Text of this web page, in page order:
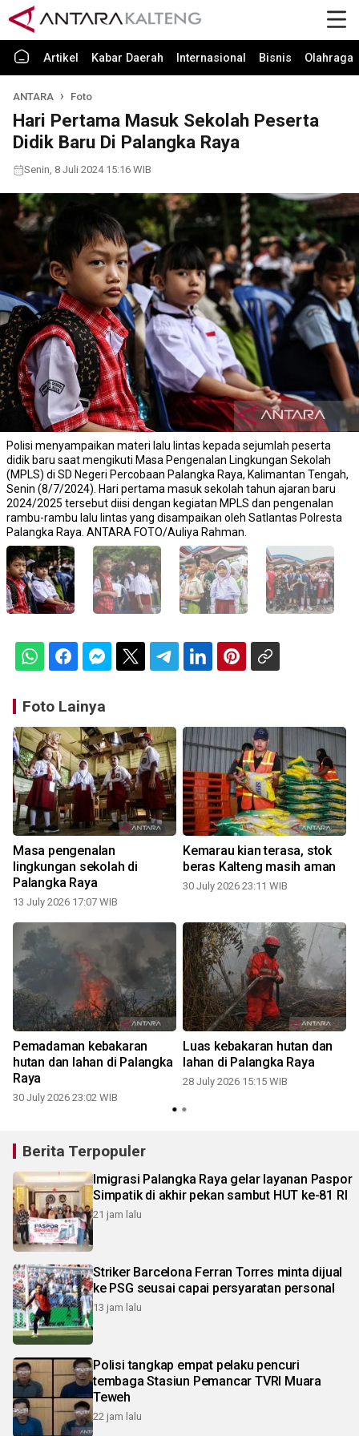
Artikel Kabar Daerah Internasional Bisnis Olahraga
ANTARA Foto
Hari Pertama Masuk Sekolah Peserta
Didik Baru Di Palangka Raya
Senin, 8 Juli 2024 15:16 WIB
Polisi menyampaikan materi lalu lintas kepada sejumlah peserta
didik baru saat mengikuti Masa Pengenalan Lingkungan Sekolah
(MPLS) di SD Negeri Percobaan Palangka Raya, Kalimantan Tengah,
Senin (8/7/2024). Hari pertama masuk sekolah tahun ajaran baru
2024/2025 tersebut diisi dengan kegiatan MPLS dan pengenalan
rambu-rambu lalu lintas yang disampaikan oleh Satlantas Polresta
Palangka Raya. ANTARA FOTO/Auliya Rahman.
Foto Lainya
Masa pengenalan
lingkungan sekolah di
Palangka Raya
13 July 2026 17:07 WIB
Kemarau kian terasa, stok
beras Kalteng masih aman
30 July 2026 23:11 WIB
Pemadaman kebakaran
hutan dan lahan di Palangka
Raya
30 July 2026 23:02 WIB
Luas kebakaran hutan dan
lahan di Palangka Raya
28 July 2026 15:15 WIB
Berita Terpopuler
Imigrasi Palangka Raya gelar layanan Paspor
Simpatik di akhir pekan sambut HUT ke-81 RI
21 jam lalu
Striker Barcelona Ferran Torres minta dijual
ke PSG seusai capai persyaratan personal
13 jam lalu
Polisi tangkap empat pelaku pencuri
tembaga Stasiun Pemancar TVRI Muara
Teweh
22 jam lalu